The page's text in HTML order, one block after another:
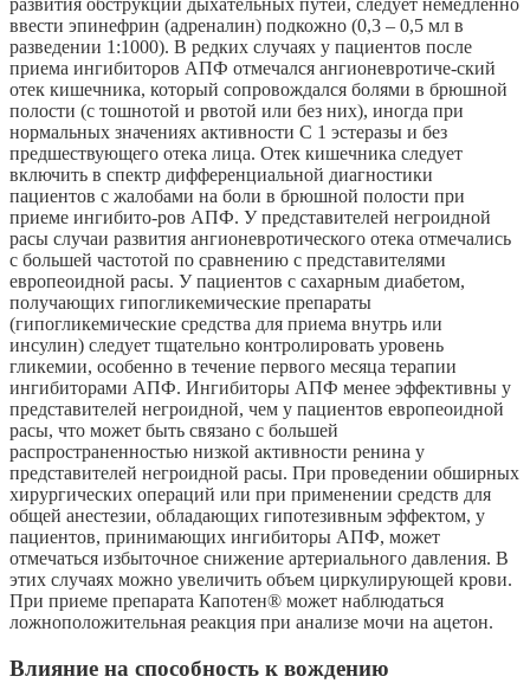
развития обструкции дыхательных путей, следует немедленно
ввести эпинефрин (адреналин) подкожно (0,3 – 0,5 мл в
разведении 1:1000). В редких случаях у пациентов после
приема ингибиторов АПФ отмечался ангионевротиче-ский
отек кишечника, который сопровождался болями в брюшной
полости (с тошнотой и рвотой или без них), иногда при
нормальных значениях активности С 1 эстеразы и без
предшествующего отека лица. Отек кишечника следует
включить в спектр дифференциальной диагностики
пациентов с жалобами на боли в брюшной полости при
приеме ингибито-ров АПФ. У представителей негроидной
расы случаи развития ангионевротического отека отмечались
с большей частотой по сравнению с представителями
европеоидной расы. У пациентов с сахарным диабетом,
получающих гипогликемические препараты
(гипогликемические средства для приема внутрь или
инсулин) следует тщательно контролировать уровень
гликемии, особенно в течение первого месяца терапии
ингибиторами АПФ. Ингибиторы АПФ менее эффективны у
представителей негроидной, чем у пациентов европеоидной
расы, что может быть связано с большей
распространенностью низкой активности ренина у
представителей негроидной расы. При проведении обширных
хирургических операций или при применении средств для
общей анестезии, обладающих гипотезивным эффектом, у
пациентов, принимающих ингибиторы АПФ, может
отмечаться избыточное снижение артериального давления. В
этих случаях можно увеличить объем циркулирующей крови.
При приеме препарата Капотен® может наблюдаться
ложноположительная реакция при анализе мочи на ацетон.
Влияние на способность к вождению